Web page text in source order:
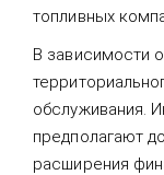
топливных
В зависимости
обслуживания.
предполагают
расширения